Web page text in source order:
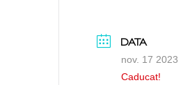
DATA
nov. 17 2023
Caducat!